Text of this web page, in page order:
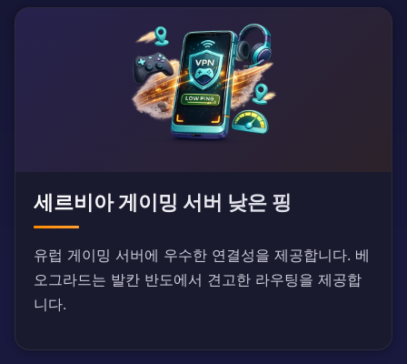
세르비아 게이밍 서버 낮은 핑
유럽 게이밍 서버에 우수한 연결성을 제공합니다. 베
오그라드는 발칸 반도에서 견고한 라우팅을 제공합
니다.